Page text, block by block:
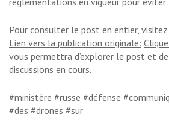
Pour consulter le post en entier,
Lien vers la publication originale:
vous permettra d’explorer le post et
discussions en cours.
#ministère #russe #défense
#des #drones #sur